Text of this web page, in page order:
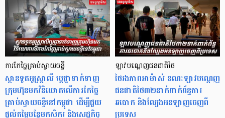
ការកែច្នៃគ្រាប់ស្វាយចន្ទី
ស្ថានទូតអូស្ត្រាលី ប្តេជ្ញាទាក់ទាញ
ក្រុមហ៊ុនមក​វិនិយោគលើការកែច្នៃ
គ្រាប់ស្វាយចន្ទីនៅកម្ពុជា ដើម្បីជួយ
ផ្តល់តម្លៃបន្ថែមកសិករ និងសេដ្ឋកិច្ច
ឡាវបណ្តេញជនជាតិថៃ
ថៃរងភាពអាម៉ាស់ ខណៈឡាវបណ្តេញ
ជនជាតិថៃ៣២នាក់ពាក់ព័ន្ធការ
ឆបោក និងល្បែងអនឡាញចេញពី
ប្រទេស